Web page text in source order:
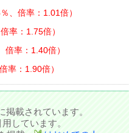
、倍率：1.01倍
率：1.75倍
倍率：1.40倍
率：1.90倍
掲載されています。
しています。